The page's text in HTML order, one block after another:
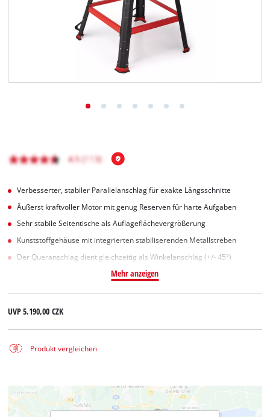
Verbesserter, stabiler Parallelanschlag für exakte Längsschnitte
Äußerst kraftvoller Motor mit genug Reserven für harte Aufgaben
Sehr stabile Seitentische als Auflageflächevergrößerung
Kunststoffgehäuse mit integrierten stabiliserenden Metallstreben
Der Queranschlag dient gleichzeitig als Winkelanschlag (+/- 45°)
Mehr anzeigen
UVP5.190,00 CZK
Produkt vergleichen